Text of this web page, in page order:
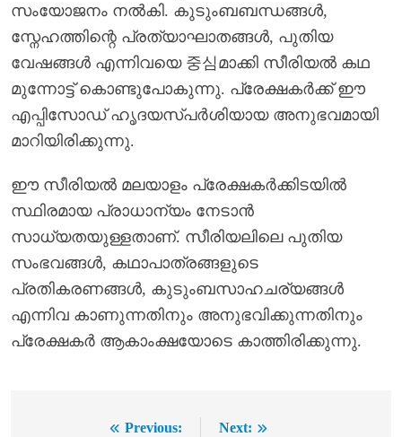
സംയോജനം നൽകി. കുടുംബബന്ധങ്ങൾ,
സ്നേഹത്തിന്റെ പ്രത്യാഘാതങ്ങൾ, പുതിയ
വേഷങ്ങൾ എന്നിവയെ 중심മാക്കി സീരിയൽ കഥ
മുന്നോട്ട് കൊണ്ടുപോകുന്നു. പ്രേക്ഷകർക്ക് ഈ
എപ്പിസോഡ് ഹൃദയസ്പർശിയായ അനുഭവമായി
മാറിയിരിക്കുന്നു.
ഈ സീരിയൽ മലയാളം പ്രേക്ഷകർക്കിടയിൽ
സ്ഥിരമായ പ്രാധാന്യം നേടാൻ
സാധ്യതയുള്ളതാണ്. സീരിയലിലെ പുതിയ
സംഭവങ്ങൾ, കഥാപാത്രങ്ങളുടെ
പ്രതികരണങ്ങൾ, കുടുംബസാഹചര്യങ്ങൾ
എന്നിവ കാണുന്നതിനും അനുഭവിക്കുന്നതിനും
പ്രേക്ഷകർ ആകാംക്ഷയോടെ കാത്തിരിക്കുന്നു.
Previous: Next: